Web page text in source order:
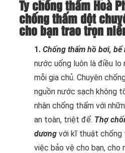
Ty chống thấm Hoà
chống thấm dột
cho bạn trao trọn
1. Chống thấm hồ bơi, bể
nước uống luôn là điều lo
mỗi gia chủ. Chuyên
nguồn nước sạch không
nhận chống thấm với
an toàn, triệt để. Thợ
dương với kĩ thuật chống
việc bảo vệ cho bạn, cho